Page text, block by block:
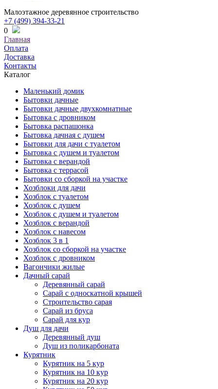
Малоэтажное деревянное строительство
+7 (499) 394-33-21
0
Главная
Оплата
Доставка
Контакты
Каталог
Маленький домик
Бытовки дачные
Бытовки дачные двухкомнатные
Бытовка с дровником
Бытовка распашонка
Бытовка дачная с душем
Бытовки для дачи с туалетом
Бытовка с душем и туалетом
Бытовка с верандой
Бытовка с террасой
Бытовки со сборкой на участке
Хозблоки для дачи
Хозблок с туалетом
Хозблок с душем
Хозблок с душем и туалетом
Хозблок с верандой
Хозблок с навесом
Хозблок 3 в 1
Хозблок со сборкой на участке
Хозблок с дровником
Вагончики жилые
Дачный сарай
Деревянный сарай
Cарай с односкатной крышей
Строительство сарая
Сарай из бруса
Сарай для кур
Душ для дачи
Деревянный душ
Душ из поликарбоната
Курятник
Курятник на 5 кур
Курятник на 10 кур
Курятник на 20 кур